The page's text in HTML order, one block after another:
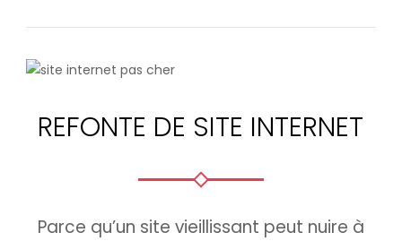
REFONTE DE SITE INTERNET
Parce qu’un site vieillissant peut nuire à